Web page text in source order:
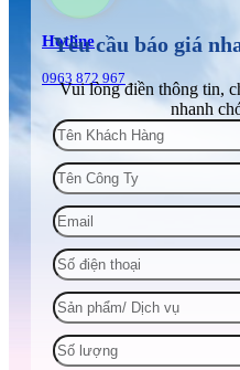
Hotline
0963 872 967
Yêu cầu báo giá
Vui lòng điền thông tin,
nhanh